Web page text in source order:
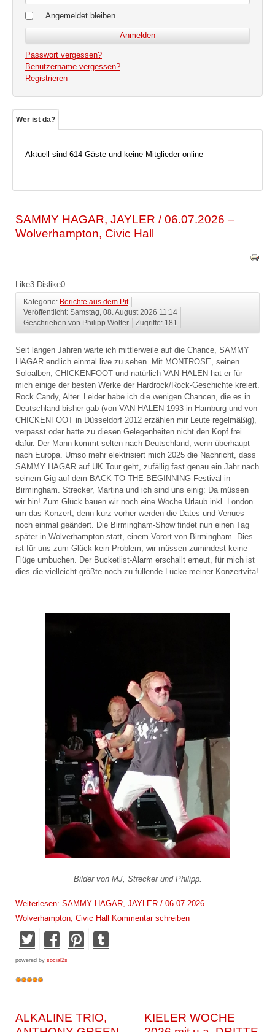
Angemeldet bleiben
Passwort vergessen?
Benutzername vergessen?
Registrieren
Wer ist da?
Aktuell sind 614 Gäste und keine Mitglieder online
SAMMY HAGAR, JAYLER / 06.07.2026 –
Wolverhampton, Civic Hall
Like3 Dislike0
Kategorie: Berichte aus dem Pit
Veröffentlicht: Samstag, 08. August 2026 11:14
Geschrieben von Philipp Wolter
Zugriffe: 181
Seit langen Jahren warte ich mittlerweile auf die Chance, SAMMY
HAGAR endlich einmal live zu sehen. Mit MONTROSE, seinen
Soloalben, CHICKENFOOT und natürlich VAN HALEN hat er für
mich einige der besten Werke der Hardrock/Rock-Geschichte kreiert.
Rock Candy, Alter. Leider habe ich die wenigen Chancen, die es in
Deutschland bisher gab (von VAN HALEN 1993 in Hamburg und von
CHICKENFOOT in Düsseldorf 2012 erzählen mir Leute regelmäßig),
verpasst oder hatte zu diesen Gelegenheiten nicht den Kopf frei
dafür. Der Mann kommt selten nach Deutschland, wenn überhaupt
nach Europa. Umso mehr elektrisiert mich 2025 die Nachricht, dass
SAMMY HAGAR auf UK Tour geht, zufällig fast genau ein Jahr nach
seinem Gig auf dem BACK TO THE BEGINNING Festival in
Birmingham. Strecker, Martina und ich sind uns einig: Da müssen
wir hin! Zum Glück bauen wir noch eine Woche Urlaub inkl. London
um das Konzert, denn kurz vorher werden die Dates und Venues
noch einmal geändert. Die Birmingham-Show findet nun einen Tag
später in Wolverhampton statt, einem Vorort von Birmingham. Dies
ist für uns zum Glück kein Problem, wir müssen zumindest keine
Flüge umbuchen. Der Bucketlist-Alarm erschallt erneut, für mich ist
dies die vielleicht größte noch zu füllende Lücke meiner Konzertvita!
Bilder von MJ, Strecker und Philipp.
Weiterlesen: SAMMY HAGAR, JAYLER / 06.07.2026 –
Wolverhampton, Civic Hall
Kommentar schreiben
powered by social2s
ALKALINE TRIO,
KIELER WOCHE